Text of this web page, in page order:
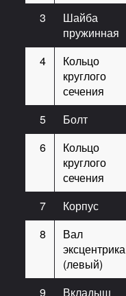
3
Шайба
пружинная
4
Кольцо
круглого
сечения
5 Болт
6
Кольцо
круглого
сечения
7 Корпус
8
Вал
эксцентрика
(левый)
9 Вкладыш